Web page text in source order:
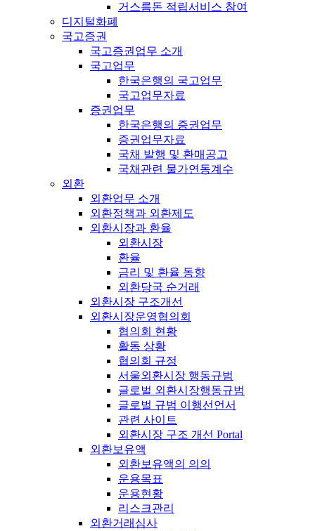
거스름돈 적립서비스 참여
디지털화폐
국고증권
국고증권업무 소개
국고업무
한국은행의 국고업무
국고업무자료
증권업무
한국은행의 증권업무
증권업무자료
국채 발행 및 환매공고
국채관련 물가연동계수
외환
외환업무 소개
외환정책과 외환제도
외환시장과 환율
외환시장
환율
금리 및 환율 동향
외환당국 순거래
외환시장 구조개선
외환시장운영협의회
협의회 현황
활동 상황
협의회 규정
서울외환시장 행동규범
글로벌 외환시장행동규범
글로벌 규범 이행선언서
관련 사이트
외환시장 구조 개선 Portal
외환보유액
외환보유액의 의의
운용목표
운용현황
리스크관리
외환거래심사